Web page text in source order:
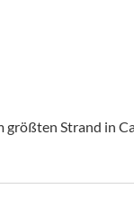
Strand in